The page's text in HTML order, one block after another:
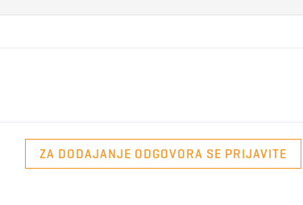
ZA DODAJANJE ODGOVORA SE PRIJAVITE